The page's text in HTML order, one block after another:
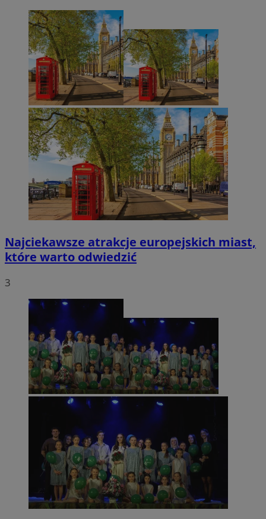
Najciekawsze atrakcje europejskich miast,
które warto odwiedzić
3